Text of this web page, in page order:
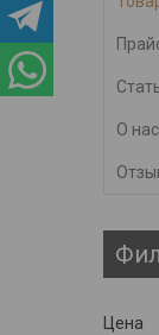
О нас
Цена